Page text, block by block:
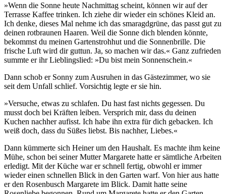
»Wenn die Sonne heute Nachmittag scheint, können wir auf der
Terrasse Kaffee trinken. Ich ziehe dir wieder ein schönes Kleid an.
Ich denke, dieses Mal nehme ich das smaragdgrüne, das passt gut zu
deinen rotbraunen Haaren. Weil die Sonne dich blenden könnte,
bekommst du meinen Gartenstrohhut und die Sonnenbrille. Die
frische Luft wird dir guttun. Ja, so machen wir das.« Ganz zufrieden
summte er ihr Lieblingslied: »Du bist mein Sonnenschein.«
Dann schob er Sonny zum Ausruhen in das Gästezimmer, wo sie
seit dem Unfall schlief. Vorsichtig legte er sie hin.
»Versuche, etwas zu schlafen. Du hast fast nichts gegessen. Du
musst doch bei Kräften leiben. Versprich mir, dass du deinen
Kuchen nachher aufisst. Ich habe ihn extra für dich gebacken. Ich
weiß doch, dass du Süßes liebst. Bis nachher, Liebes.«
Dann kümmerte sich Heiner um den Haushalt. Es machte ihm keine
Mühe, schon bei seiner Mutter Margarete hatte er sämtliche Arbeiten
erledigt. Mit der Küche war er schnell fertig, obwohl er immer
wieder einen schnellen Blick in den Garten warf. Von hier aus hatte
er den Rosenbusch Margarete im Blick. Damit hatte seine